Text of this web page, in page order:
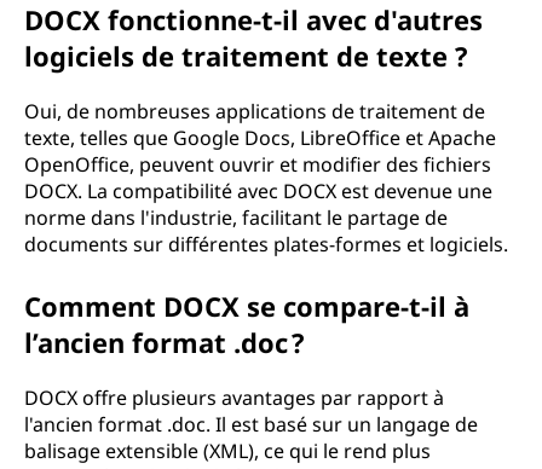
DOCX fonctionne-t-il avec d'autres
logiciels de traitement de texte ?
Oui, de nombreuses applications de traitement de
texte, telles que Google Docs, LibreOffice et Apache
OpenOffice, peuvent ouvrir et modifier des fichiers
DOCX. La compatibilité avec DOCX est devenue une
norme dans l'industrie, facilitant le partage de
documents sur différentes plates-formes et logiciels.
Comment DOCX se compare-t-il à
l’ancien format .doc ?
DOCX offre plusieurs avantages par rapport à
l'ancien format .doc. Il est basé sur un langage de
balisage extensible (XML), ce qui le rend plus